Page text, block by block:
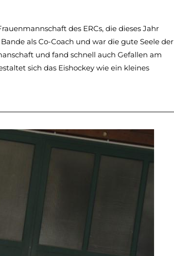
des ERCs, die dieses Jahr
als Co-Coach und war die gute Seele der
und fand schnell auch Gefallen am
sich das Eishockey wie ein kleines